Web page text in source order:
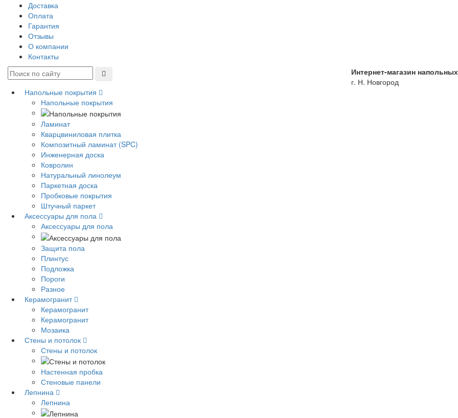
Доставка
Оплата
Гарантия
Отзывы
О компании
Контакты
Интернет-магазин
г. Н. Новгород
Напольные покрытия
Напольные покрытия
Ламинат
Кварцвиниловая плитка
Композитный ламинат (SPC)
Инженерная доска
Ковролин
Натуральный линолеум
Паркетная доска
Пробковые покрытия
Штучный паркет
Аксессуары для пола
Аксессуары для пола
Защита пола
Плинтус
Подложка
Пороги
Разное
Керамогранит
Керамогранит
Керамогранит
Мозаика
Стены и потолок
Стены и потолок
Настенная пробка
Стеновые панели
Лепнина
Лепнина